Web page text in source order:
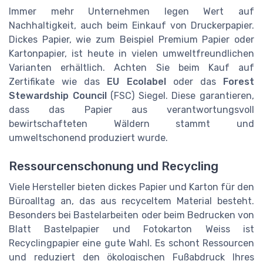
Immer mehr Unternehmen legen Wert auf
Nachhaltigkeit, auch beim Einkauf von Druckerpapier.
Dickes Papier, wie zum Beispiel Premium Papier oder
Kartonpapier, ist heute in vielen umweltfreundlichen
Varianten erhältlich. Achten Sie beim Kauf auf
Zertifikate wie das EU Ecolabeloder das Forest
Stewardship Council(FSC) Siegel. Diese garantieren,
dass das Papier aus verantwortungsvoll
bewirtschafteten Wäldern stammt und
umweltschonend produziert wurde.
Ressourcenschonung und Recycling
Viele Hersteller bieten dickes Papier und Karton für den
Büroalltag an, das aus recyceltem Material besteht.
Besonders bei Bastelarbeiten oder beim Bedrucken von
Blatt Bastelpapier und Fotokarton Weiss ist
Recyclingpapier eine gute Wahl. Es schont Ressourcen
und reduziert den ökologischen Fußabdruck Ihres